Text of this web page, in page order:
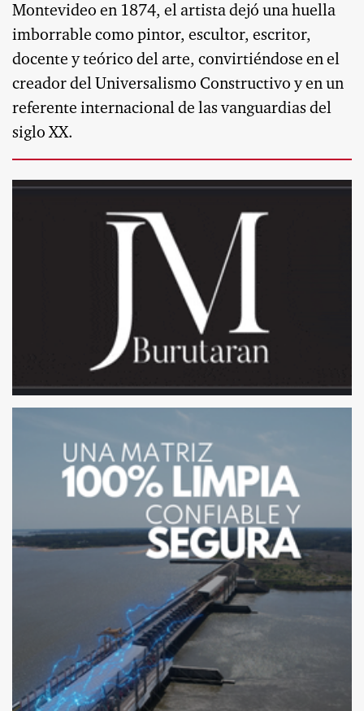
Montevideo en 1874, el artista dejó una huella
imborrable como pintor, escultor, escritor,
docente y teórico del arte, convirtiéndose en el
creador del Universalismo Constructivo y en un
referente internacional de las vanguardias del
siglo XX.